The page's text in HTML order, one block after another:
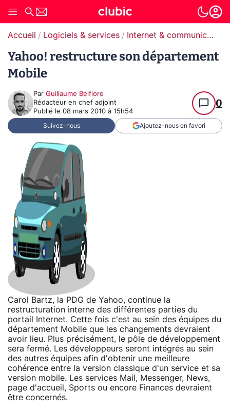
Accueil Logiciels & services Internet & communication
Yahoo! restructure son département
Mobile
Par Guillaume Belfiore
Rédacteur en chef adjoint
Publié le 08 mars 2010 à 15h54
0
Suivez-nous Ajoutez-nous en favori
Carol Bartz, la PDG de Yahoo, continue la
restructuration interne des différentes parties du
portail Internet. Cette fois c'est au sein des équipes du
département Mobile que les changements devraient
avoir lieu. Plus précisément, le pôle de développement
sera fermé. Les développeurs seront intégrés au sein
des autres équipes afin d'obtenir une meilleure
cohérence entre la version classique d'un service et sa
version mobile. Les services Mail, Messenger, News,
page d'accueil, Sports ou encore Finances devraient
être concernés.